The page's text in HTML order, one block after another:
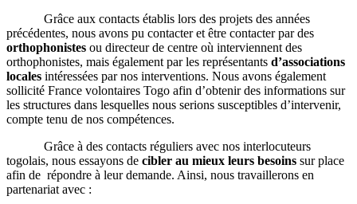
Grâce aux contacts établis lors des projets des années
précédentes, nous avons pu contacter et être contacter par des
orthophonistes ou directeur de centre où interviennent des
orthophonistes, mais également par les représentants d’associations
locales intéressées par nos interventions. Nous avons également
sollicité France volontaires Togo afin d’obtenir des informations sur
les structures dans lesquelles nous serions susceptibles d’intervenir,
compte tenu de nos compétences.
Grâce à des contacts réguliers avec nos interlocuteurs
togolais, nous essayons de cibler au mieux leurs besoins sur place
afin de répondre à leur demande. Ainsi, nous travaillerons en
partenariat avec :